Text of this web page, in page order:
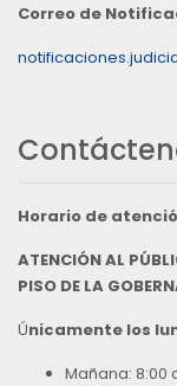
Correo de
Horario de
ATENCIÓN AL
PISO DE LA
Únicamente los
Mañana: 8:00